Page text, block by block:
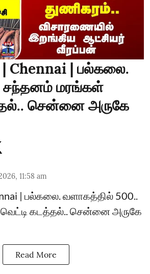
Chennai | பல்கலை.
சந்தனம் மரங்கள்
சென்னை அருகே
11:58 am
| பல்கலை. வளாகத்தில் 500..
கடத்தல்.. சென்னை அருகே
Read More